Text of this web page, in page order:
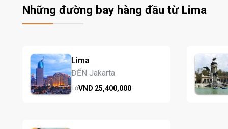
Những đường bay hàng đầu từ Lima
Lima
ĐẾN Jakarta
TừVND 25,400,000